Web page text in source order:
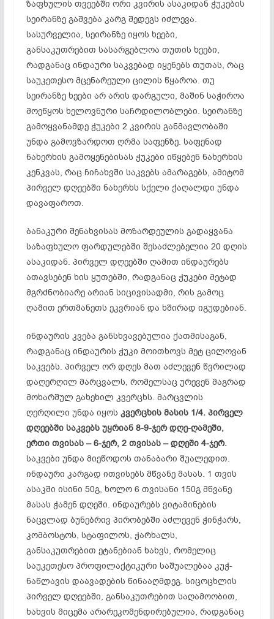
ზაფხულის თვეებში ორი კვირის ასაკიდან ჭუკების
სეირანზე გაშვება კარგ შედეგს იძლევა.
სასურველია, სეირანზე იყოს ხეები,
განსაკუთრებით სასარგებლოა თუთის ხეები,
რადგანაც ინდაური საკვებად იყენებს თუთას, რაც
საუკეთესო მცენარეული ცილის წყაროა. თუ
სეირანზე ხეები არ არის დარგული, მაშინ საჭიროა
მოეწყოს ხელოვნური საჩრდილობლები. სეირანზე
გამოყვანამდე ჭუკები 2 კვირის განმავლობაში
უნდა გამოვზარდოთ ღრმა საფენზე. საფენად
ნახერხის გამოყენებისას ჭუკები იწყებენ ნახერხის
კენკვას, რაც ჩიჩახვში საკვებს ამარაგებს, ამიტომ
პირველ დღეებში ნახერხს სქელი ქაღალდი უნდა
დავაფაროთ.
ბანაკური შენახვისას მოზარდეულის გადაყვანა
საზაფხულო ფარდულებში შესაძლებელია 20 დღის
ასაკიდან. პირველ დღეებში ღამით ინდაურებს
ათავსებენ ხის ყუთებში, რადგანაც ჭუკები მეტად
მგრძნობიარე არიან სიცივისადმი, რის გამოც
ღამით ერთმანეთს ეკვრიან და ხშირად იგუდებიან.
ინდაურის კვება განსხვავებულია ქათმისაგან,
რადგანაც ინდაურის ჭუკი მოითხოვს მეტ ცილოვან
საკვებს. პირველ ორ დღეს მათ აძლევენ წვრილად
დაღერღილ მარცვალს, რომელსაც ურევენ მაგრად
მოხარშულ გახეხილ კვერცხს. მარცვლის
ღერღილი უნდა იყოს კვერცხის მასის 1/4. პირველ
დღეებში საკვებს უყრიან 8-9-ჯერ დღე-ღამეში,
ერთი თვისას – 6-ჯერ, 2 თვისას – დღეში 4-ჯერ.
საკვები უნდა მიეწოდოს თანაბარი შუალედით.
ინდაური კარგად ითვისებს მწვანე მასას. 1 თვის
ასაკში ისინი 50გ, ხოლო 6 თვისანი 150გ მწვანე
მასას ჭამენ დღეში. ინდაურებს ვიტამინების
ნაცვლად ბუნებრივ პირობებში აძლევენ ჭინჭარს,
კომბოსტოს, სტაფილოს, ჭარხალს,
განსაკუთრებით ეტანებიან ხახვს, რომელიც
საუკეთესო პროფილაქტიკური საშუალებაა კუჭ-
ნაწლავის დაავადების წინააღმდეგ. სიცოცხლის
პირველ დღეებში, განსაკუთრებით საღამოობით,
ხახვის მიცემა არარეკომენდირებულია, რადგანაც